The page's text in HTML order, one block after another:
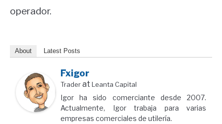
operador.
About Latest Posts
Fxigor
Traderat Leanta Capital
Igor ha sido comerciante desde 2007.
Actualmente, Igor trabaja para varias
empresas comerciales de utilería.